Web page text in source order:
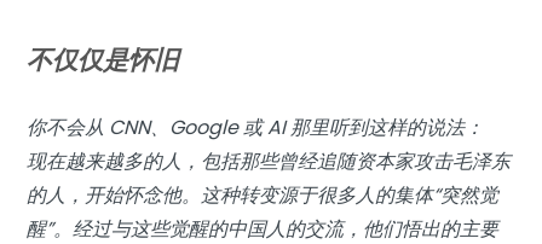
不仅仅是怀旧
你不会从 CNN、Google 或 AI 那里听到这样的说法：
现在越来越多的人，包括那些曾经追随资本家攻击毛泽东
的人，开始怀念他。这种转变源于很多人的集体“突然觉
醒”。经过与这些觉醒的中国人的交流，他们悟出的主要